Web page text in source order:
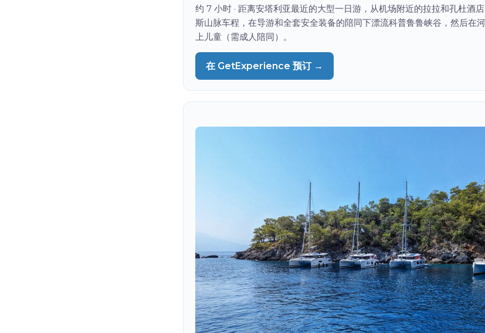
约 7 小时 · 距离安塔利亚最近的大型一日游，从机场附近的拉拉和孔杜酒
斯山脉车程，在导游和全套安全装备的陪同下漂流科普鲁鲁峡谷，然后在
上儿童（需成人陪同）。
在 GetExperience 预订 →